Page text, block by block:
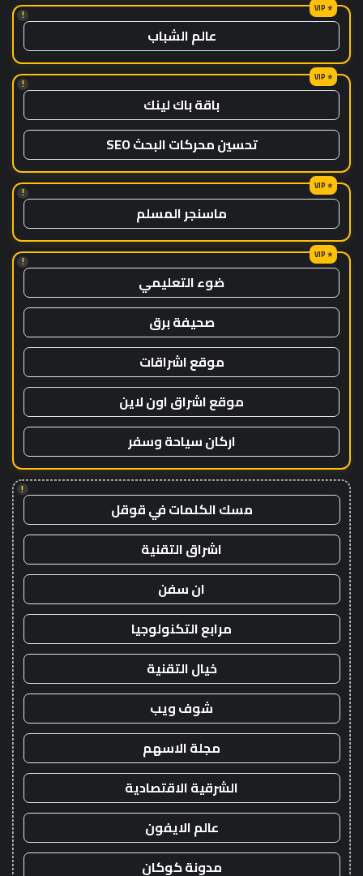
!
عالم الشباب
!
باقة باك لينك
تحسين محركات البحث SEO
!
ماسنجر المسلم
!
ضوء التعليمي
صحيفة برق
موقع اشراقات
موقع اشراق اون لاين
اركان سياحة وسفر
!
مسك الكلمات في قوقل
اشراق التقنية
ان سفن
مرابع التكنولوجيا
خيال التقنية
شوف ويب
مجلة الاسهم
الشرقية الاقتصادية
عالم الايفون
مدونة كوكان